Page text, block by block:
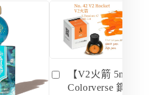
【V2火箭 5ml】
Colorverse 鋼筆墨